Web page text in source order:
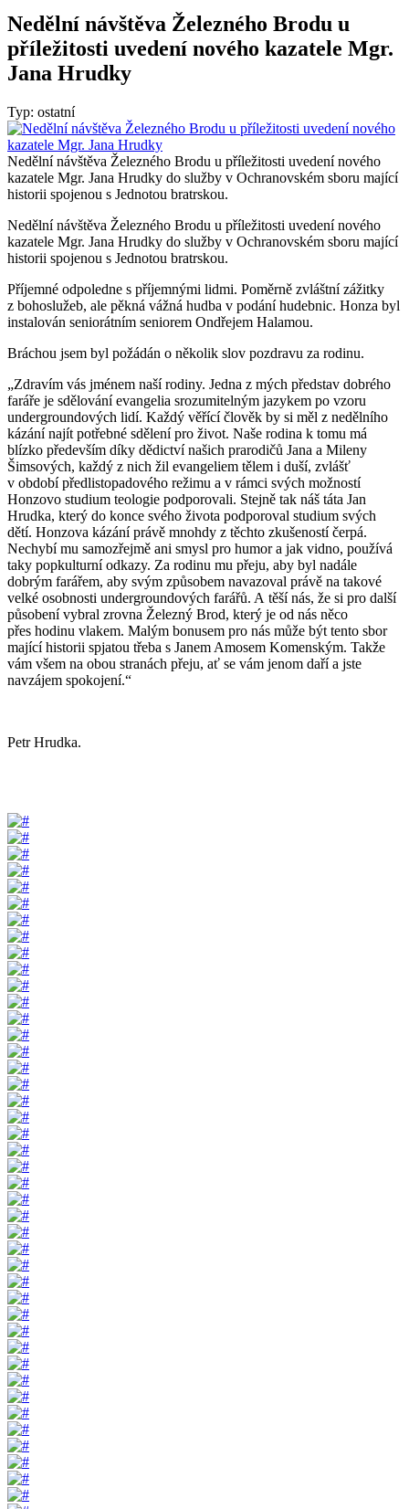
Nedělní návštěva Železného Brodu u
příležitosti uvedení nového kazatele Mgr.
Jana Hrudky
Typ: ostatní
Nedělní návštěva Železného Brodu u příležitosti uvedení nového
kazatele Mgr. Jana Hrudky do služby v Ochranovském sboru mající
historii spojenou s Jednotou bratrskou.
Nedělní návštěva Železného Brodu u příležitosti uvedení nového
kazatele Mgr. Jana Hrudky do služby v Ochranovském sboru mající
historii spojenou s Jednotou bratrskou.
Příjemné odpoledne s příjemnými lidmi. Poměrně zvláštní zážitky
z bohoslužeb, ale pěkná vážná hudba v podání hudebnic. Honza byl
instalován seniorátním seniorem Ondřejem Halamou.
Bráchou jsem byl požádán o několik slov pozdravu za rodinu.
„Zdravím vás jménem naší rodiny. Jedna z mých představ dobrého
faráře je sdělování evangelia srozumitelným jazykem po vzoru
undergroundových lidí. Každý věřící člověk by si měl z nedělního
kázání najít potřebné sdělení pro život. Naše rodina k tomu má
blízko především díky dědictví našich prarodičů Jana a Mileny
Šimsových, každý z nich žil evangeliem tělem i duší, zvlášť
v období předlistopadového režimu a v rámci svých možností
Honzovo studium teologie podporovali. Stejně tak náš táta Jan
Hrudka, který do konce svého života podporoval studium svých
dětí. Honzova kázání právě mnohdy z těchto zkušeností čerpá.
Nechybí mu samozřejmě ani smysl pro humor a jak vidno, používá
taky popkulturní odkazy. Za rodinu mu přeju, aby byl nadále
dobrým farářem, aby svým způsobem navazoval právě na takové
velké osobnosti undergroundových farářů. A těší nás, že si pro další
působení vybral zrovna Železný Brod, který je od nás něco
přes hodinu vlakem. Malým bonusem pro nás může být tento sbor
mající historii spjatou třeba s Janem Amosem Komenským. Takže
vám všem na obou stranách přeju, ať se vám jenom daří a jste
navzájem spokojení.“
Petr Hrudka.